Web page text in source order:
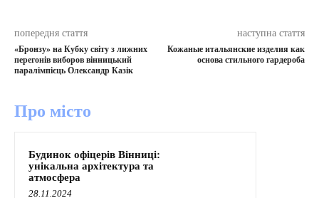
попередня стаття
«Бронзу» на Кубку світу з лижних
перегонів виборов вінницький
паралімпієць Олександр Казік
наступна стаття
Кожаные итальянские изделия как
основа стильного гардероба
Про місто
Будинок офіцерів Вінниці:
унікальна архітектура та
атмосфера
28.11.2024